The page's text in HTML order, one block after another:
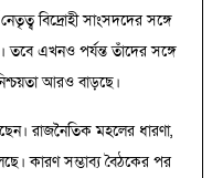
বিদ্রোহী সাংসদদের সঙ্গে
তবে এখনও পর্যন্ত তাঁদের সঙ্গে
আরও বাড়ছে।
রাজনৈতিক মহলের ধারণা,
কারণ সম্ভাব্য বৈঠকের পর